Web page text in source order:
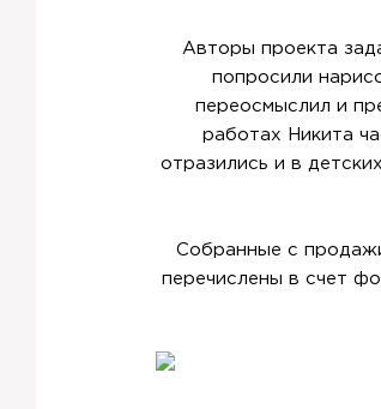
Авторы проекта
попросили
переосмыслил и
работах Никита
отразились и в
Собранные с
перечислены в счет